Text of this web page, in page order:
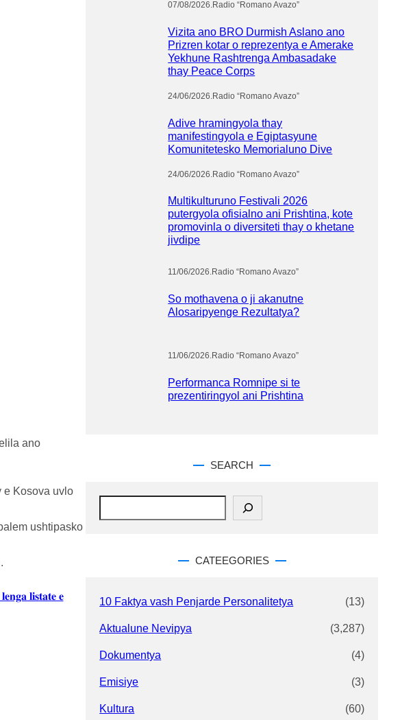
ano
e Kosova uvlo
ushtipasko
𝐥𝐢𝐬𝐭𝐚𝐭𝐞 𝐞
07/08/2026.Radio “Romano Avazo”
Vizita ano BRO Durmish Aslano ano
Prizren kotar o reprezentya e Amerake
Yekhune Rashtrenga Ambasadake
thay Peace Corps
24/06/2026.Radio “Romano Avazo”
Adive hramingyola thay
manifestingyola e Egiptasyune
Komunitetesko Memorialuno Dive
24/06/2026 Radio “Romano Avazo”
Multikulturuno Festivali 2026
putergyola ofisialno ani Prishtina, kote
promovinla o diversiteti thay o khetane
jivdipe
11/06/2026.Radio “Romano Avazo”
So mothavena o ji akanutne
Alosaripyenge Rezultatya?
11/06/2026.Radio “Romano Avazo”
Performanca Romnipe si te
prezentiringyol ani Prishtina
SEARCH
S
CATEEGORIES
10 Faktya vash Penjarde Personalitetya (13)
Aktualune Nevipya (3,287)
Dokumentya (4)
Emisiye (3)
Kultura (60)